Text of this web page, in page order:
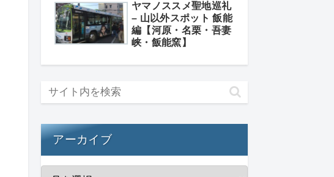
ヤマノススメ聖地巡礼
– 山以外スポット 飯能
編【河原・名栗・吾妻
峡・飯能窯】
アーカイブ